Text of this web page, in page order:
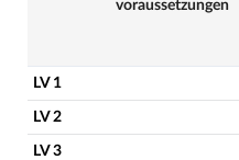
voraussetzungen
LV 1
LV 2
LV 3